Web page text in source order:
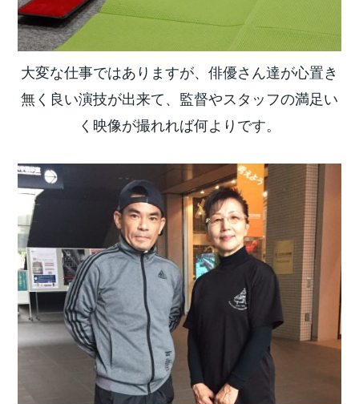
大変な仕事ではありますが、俳優さん達が心置き
無く良い演技が出来て、監督やスタッフの満足い
く映像が撮れれば何よりです。